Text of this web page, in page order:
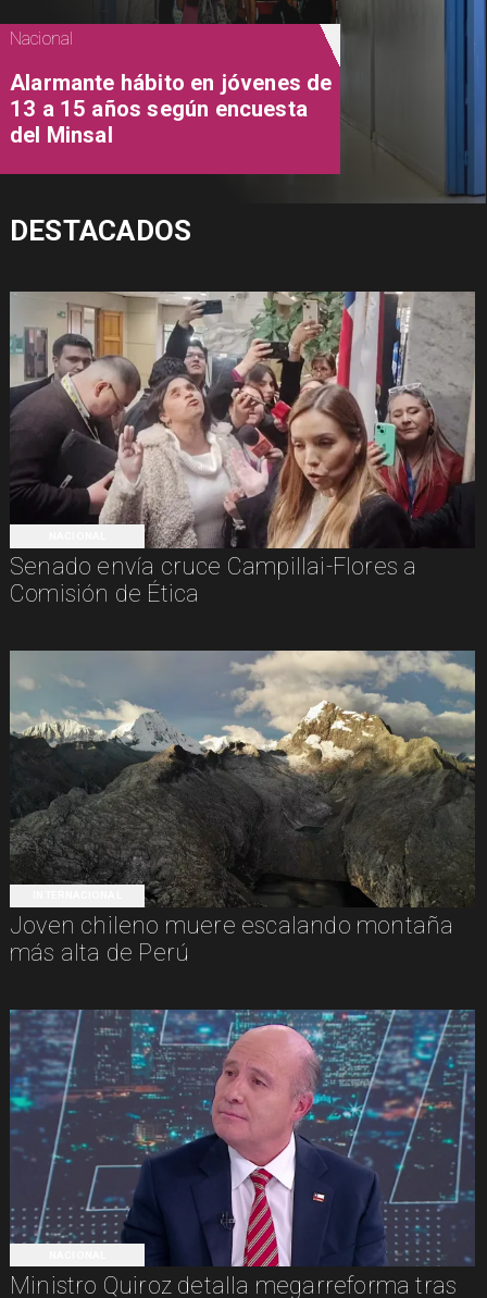
Senado envía cruce Campillai-Flores a
Comisión de Ética
Joven chileno muere escalando montaña
más alta de Perú
Ministro Quiroz detalla megarreforma tras
Nacional
Alarmante hábito en jóvenes de
13 a 15 años según encuesta
del Minsal
DESTACADOS